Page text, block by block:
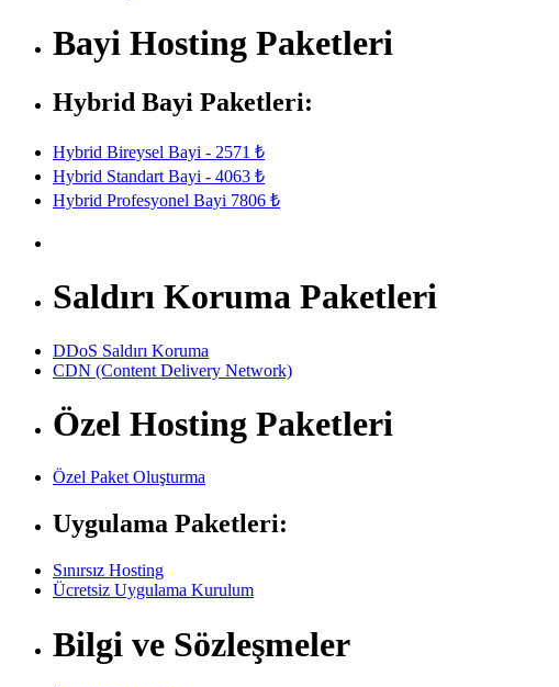
Bayi Hosting Paketleri
Hybrid Bayi Paketleri:
Hybrid Bireysel Bayi - 2571 ₺
Hybrid Standart Bayi - 4063 ₺
Hybrid Profesyonel Bayi 7806 ₺
Saldırı Koruma Paketleri
DDoS Saldırı Koruma
CDN (Content Delivery Network)
Özel Hosting Paketleri
Özel Paket Oluşturma
Uygulama Paketleri:
Sınırsız Hosting
Ücretsiz Uygulama Kurulum
Bilgi ve Sözleşmeler